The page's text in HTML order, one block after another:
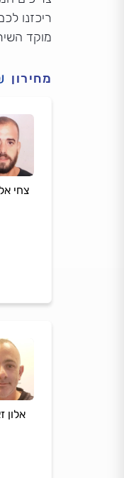
ריכזנו
מוקד
מחירון
צחי
אלון